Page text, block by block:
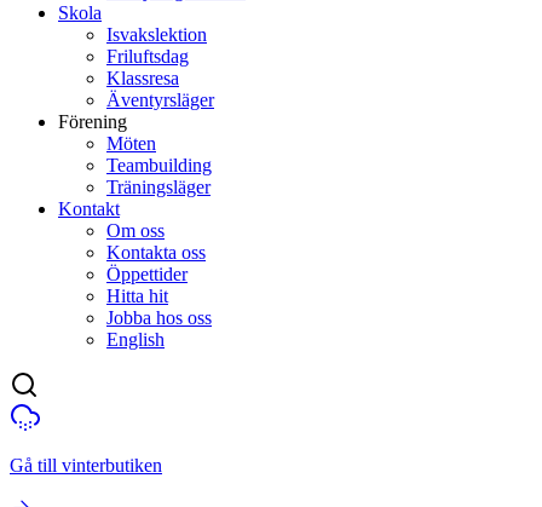
Skola
Isvakslektion
Friluftsdag
Klassresa
Äventyrsläger
Förening
Möten
Teambuilding
Träningsläger
Kontakt
Om oss
Kontakta oss
Öppettider
Hitta hit
Jobba hos oss
English
Gå till vinterbutiken